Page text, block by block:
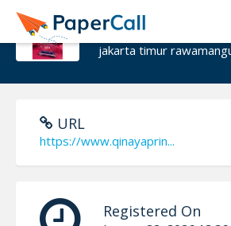
qinaya
jakarta timur
URL
https://www.qinayaprin...
Registered On